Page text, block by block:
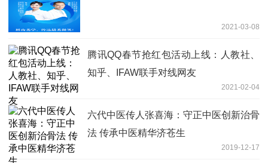
2021-03-08
腾讯QQ春节抢红包活动上线：人教社、
知乎、IFAW联手对线网友
2021-02-04
六代中医传人张喜海：守正中医创新治骨
法 传承中医精华济苍生
2019-12-17